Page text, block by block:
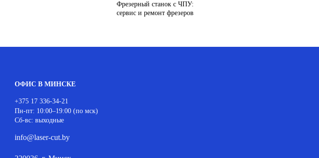
Фрезерный станок с ЧПУ:
сервис и ремонт фрезеров
ОФИС В МИНСКЕ
+375 17 336-34-21
Пн-пт: 10:00–19:00 (по мск)
Сб-вс: выходные
info@laser-cut.by